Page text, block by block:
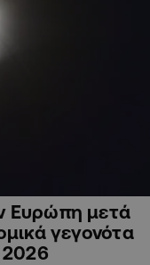
Ευρώπη μετά
γεγονότα
2026